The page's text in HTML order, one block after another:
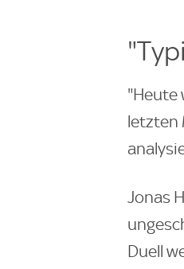
"Heute
letzten
Jonas
Duell